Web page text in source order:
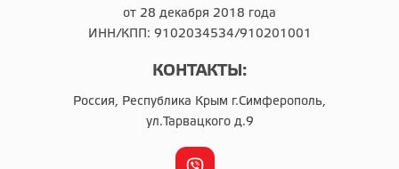
от 28 декабря 2018 года
ИНН/КПП: 9102034534/910201001
КОНТАКТЫ:
Россия, Республика Крым г.Симферополь,
ул.Тарвацкого д.9